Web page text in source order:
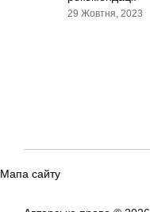
29 Жовтня, 2023
Мапа сайту